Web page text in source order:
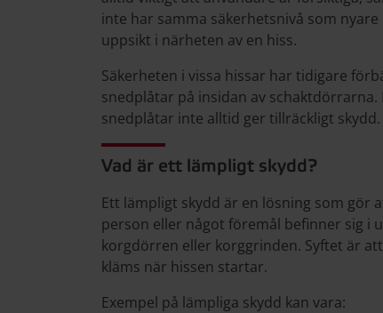
inte har samma säkerhetsnivå som
uppsikt i närheten av en hiss.
Säkerheten i vissa hissar har tidigare
snedplåtar på insidan av
snedplåtar inte alltid ger tillräckligt skydd.
Vad är ett lämpligt skydd?
Ett lämpligt skydd är en lösning som gör
person eller något föremål befinner sig i
korgdörren eller korggrinden. Syftet är
kläms när hissen startar.
Exempel på lämpliga skydd kan vara: